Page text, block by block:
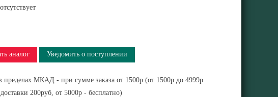
аналог
Уведомить о поступлении
пределах МКАД - при сумме заказа от 1500р (от 1500р до 4999р
200руб, от 5000р - бесплатно)